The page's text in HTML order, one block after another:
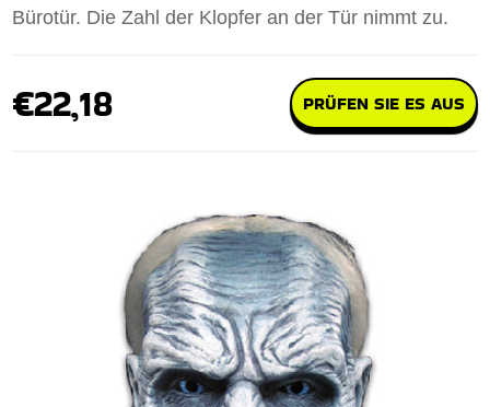
Bürotür. Die Zahl der Klopfer an der Tür nimmt zu.
€22,18 PRÜFEN SIE ES AUS